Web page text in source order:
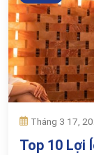
Tháng 3 17,
Top 10 Lợi